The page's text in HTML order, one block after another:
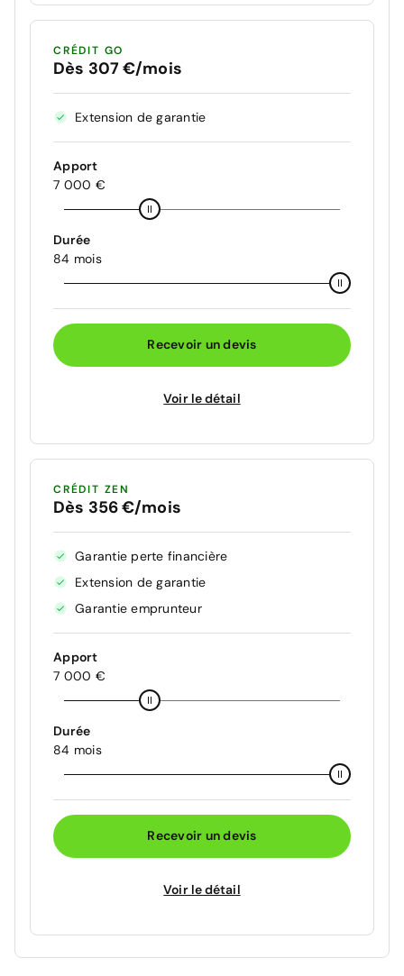
CRÉDIT GO
Dès 307 €/mois
Extension de garantie
Apport
7 000 €
Durée
84 mois
Recevoir un devis
Voir le détail
CRÉDIT ZEN
Dès 356 €/mois
Garantie perte financière
Extension de garantie
Garantie emprunteur
Apport
7 000 €
Durée
84 mois
Recevoir un devis
Voir le détail